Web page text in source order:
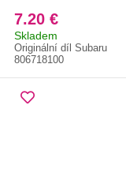
7.20 €
Skladem
Originální díl Subaru
806718100